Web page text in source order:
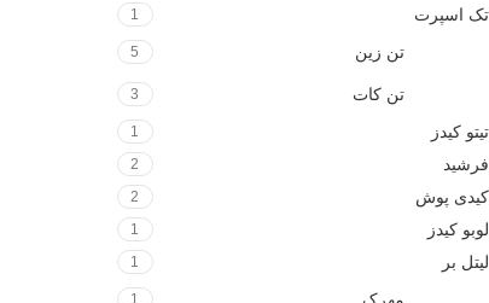
تک اسپرت 1
تن زین 5
تن کات 3
تیتو کیدز 1
فرشید 2
کیدی پوش 2
لوبو کیدز 1
لیتل بر 1
1